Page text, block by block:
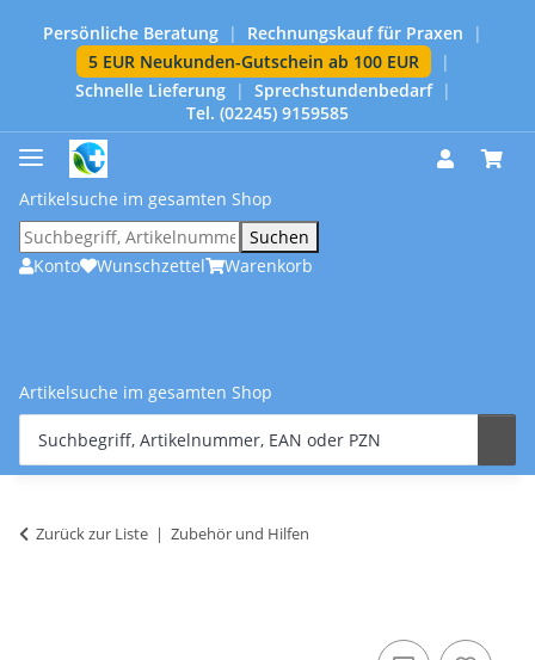
Persönliche Beratung | Rechnungskauf für Praxen
|
5 EUR Neukunden-Gutschein ab 100 EUR
|
Schnelle Lieferung
| Sprechstundenbedarf
|
Tel. (02245) 9159585
Artikelsuche im gesamten Shop
Suchen
Konto
Wunschzettel Warenkorb
Artikelsuche im gesamten Shop
Zurück zur Liste Zubehör und Hilfen